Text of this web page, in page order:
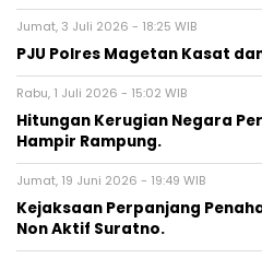
Jumat, 3 Juli 2026 - 18:25 WIB
PJU Polres Magetan Kasat
Rabu, 1 Juli 2026 - 15:02 WIB
Hitungan Kerugian Negara
Hampir Rampung.
Jumat, 19 Juni 2026 - 19:49 WIB
Kejaksaan Perpanjang
Non Aktif Suratno.